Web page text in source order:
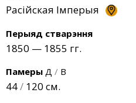
Расійская Імперыя
Перыяд стварэння
1850 — 1855 гг.
Памеры Д / В
44/ 120 см.